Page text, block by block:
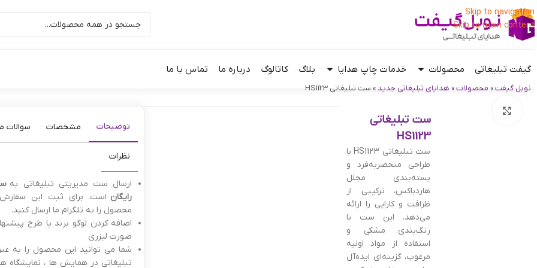
Skip to navigation
Skip to main content
گیفت تبلیغاتی محصولات خدمات چاپ هدایا بلاگ کاتالوگ درباره ما تماس با ما
نوبل گیفت»محصولات»هدایای تبلیغاتی جدید»ست تبلیغاتی HS1123
ست تبلیغاتی
HS1123
ست تبلیغاتی HS1123 با
طراحی منحصربه‌فرد و
بسته‌بندی مجلل
هاردباکس، ترکیبی از
ظرافت و کارایی را ارائه
می‌دهد. این ست با
رنگ‌بندی مشکی و
استفاده از مواد اولیه
مرغوب، گزینه‌ای ایده‌آل
توضیحات مشخصات سوالات
نظرات
ارسال ست مدیریتی تبلیغاتی به
رایگاناست. برای ثبت این
محصول را به تلگرام ما ارسال کنید.
اضافه کردن لوگو برند یا طرح
صورت لیزری
شما می توانید این محصول را به
تبلیغاتی در همایش ها ، نمایشگاه